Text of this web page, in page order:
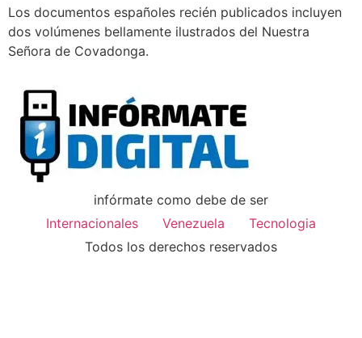
Los documentos españoles recién publicados incluyen
dos volúmenes bellamente ilustrados del Nuestra
Señora de Covadonga.
infórmate como debe de ser
Internacionales
Venezuela
Tecnologia
Todos los derechos reservados